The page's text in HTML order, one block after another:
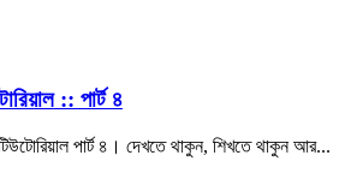
:: পার্ট ৪
পার্ট ৪। দেখতে থাকুন, শিখতে থাকুন আর...